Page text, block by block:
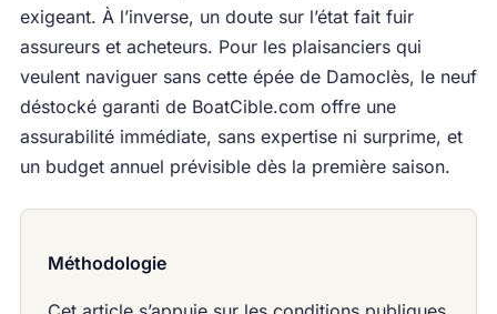
exigeant. À l’inverse, un doute sur l’état fait fuir
assureurs et acheteurs. Pour les plaisanciers qui
veulent naviguer sans cette épée de Damoclès, le neuf
déstocké garanti de BoatCible.com offre une
assurabilité immédiate, sans expertise ni surprime, et
un budget annuel prévisible dès la première saison.
Méthodologie